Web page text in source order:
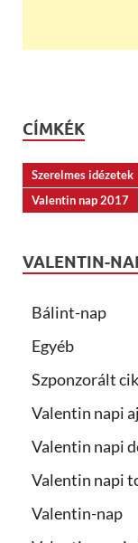
CÍMKÉK
Szerelmes idézetek
Valentin nap 2017
VALENTIN-
Bálint-nap
Egyéb
Szponzorált
Valentin napi
Valentin napi
Valentin napi
Valentin-nap